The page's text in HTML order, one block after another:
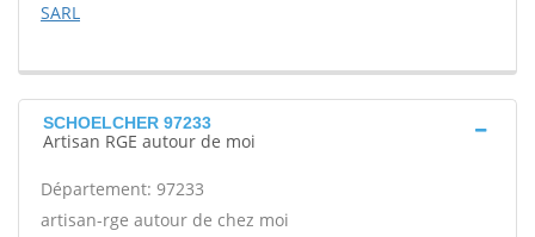
SARL
SCHOELCHER 97233
Artisan RGE autour de moi
Département: 97233
artisan-rge autour de chez moi